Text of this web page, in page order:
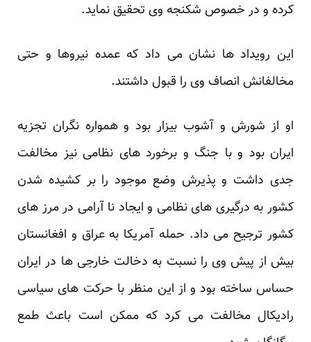
کرده و در خصوص شکنجه وی تحقیق نماید.
این رویداد ها نشان می داد که عمده نیروها و حتی
مخالفانش انصاف وی را قبول داشتند.
او از شورش و آشوب بیزار بود و همواره نگران تجزیه
ایران بود و با جنگ و برخورد های نظامی نیز مخالفت
جدی داشت و پذیرش وضع موجود را بر کشیده شدن
کشور به درگیری های نظامی و ایجاد نا آرامی در مرز های
کشور ترجیح می داد. حمله آمریکا به عراق و افغانستان
بیش از پیش وی را نسبت به دخالت خارجی ها در ایران
حساس ساخته بود و از این منظر با حرکت های سیاسی
رادیکال مخالفت می کرد که ممکن است باعث طمع